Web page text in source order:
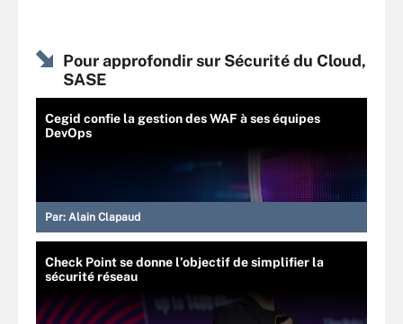
Pour approfondir sur Sécurité du Cloud,
SASE
Cegid confie la gestion des WAF à ses équipes
DevOps
Par: Alain Clapaud
Check Point se donne l’objectif de simplifier la
sécurité réseau